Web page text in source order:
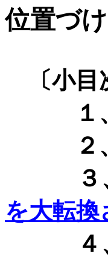
位置づけ
〔小目
１
２
３
を大転
４